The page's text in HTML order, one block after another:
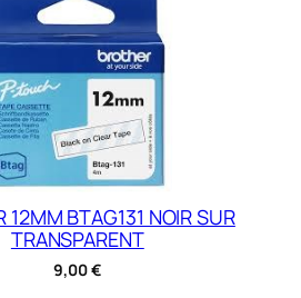
12MM BTAG131 NOIR SUR
TRANSPARENT
9,00€